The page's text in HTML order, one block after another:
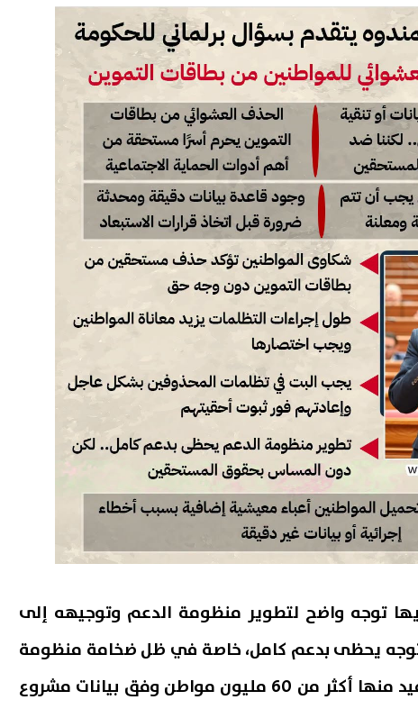
توجه واضح لتطوير منظومة الدعم وتوجيهه إلى
يحظى بدعم كامل، خاصة في ظل ضخامة منظومة
الدعم التمويني التي يستفيد منها أكثر من 60 مليون مواطن وفق بيانات مشروع
أمهات مصر: أولياء الأمور
النصيحة وترك اختيار الكلية
"مخالفات تهدد سلامة الغذاء"..
محافظ بورسعيد يوقف تشغيل
مطعم أسماك ومحل حلويات
شهيرين
09 أغسطس, 2026 03:46 م